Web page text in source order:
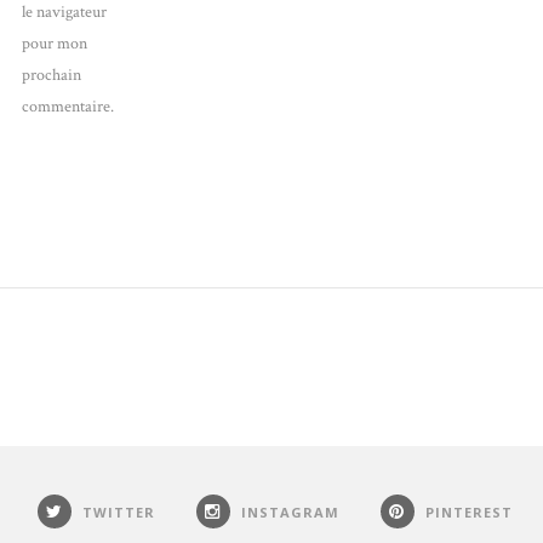
le navigateur
pour mon
prochain
commentaire.
TWITTER INSTAGRAM PINTEREST